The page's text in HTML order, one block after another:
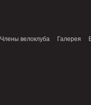
Члены велоклуба Галерея